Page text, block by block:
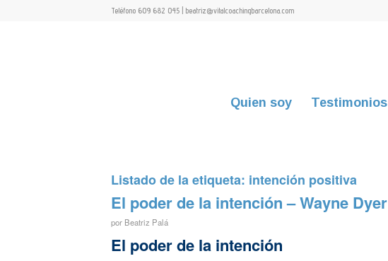
Teléfono 609 682 045 | beatriz@vitalcoachingbarcelona.com
Quien soy Testimonios
Listado de la etiqueta: intención positiva
El poder de la intención – Wayne Dyer
por Beatriz Palá
El poder de la intención